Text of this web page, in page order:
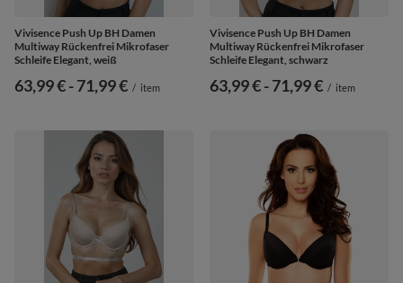
Vivisence Push Up BH Damen
Multiway Rückenfrei Mikrofaser
Schleife Elegant, weiß
ab
63,99 €-bis
71,99 € / item
Vivisence Push Up BH Damen
Multiway Rückenfrei Mikrofaser
Schleife Elegant, schwarz
ab
63,99 €-bis
71,99 € / item